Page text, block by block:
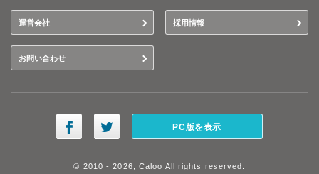
運営会社 採用情報
お問い合わせ
PC版を表示
© 2010 - 2026, Caloo All rights reserved.